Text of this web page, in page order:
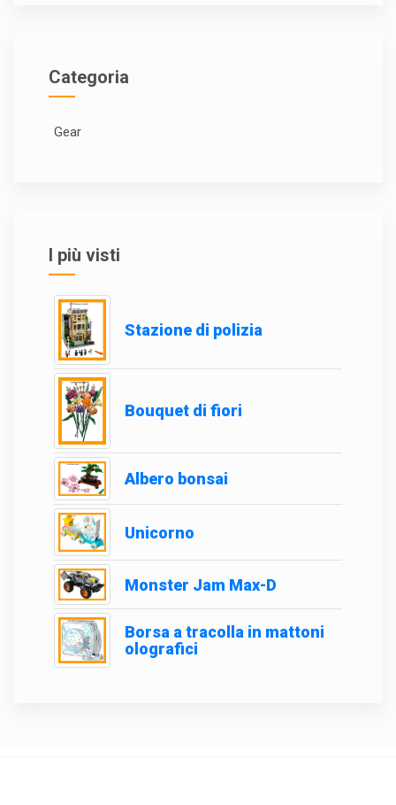
Categoria
Gear
I più visti
Stazione di polizia
Bouquet di fiori
Albero bonsai
Unicorno
Monster Jam Max-D
Borsa a tracolla in mattoni
olografici